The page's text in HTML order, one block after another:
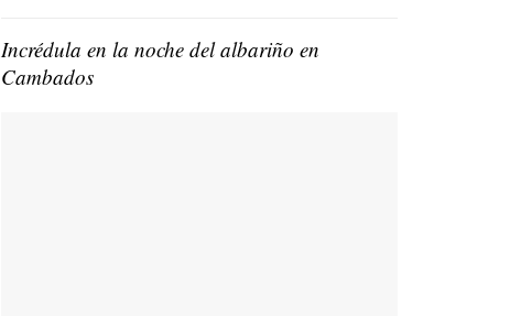
Incrédula en la noche del albariño en
Cambados